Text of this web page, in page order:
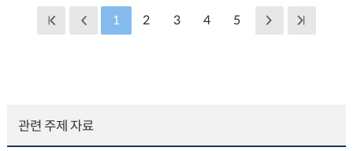
1 2 3 4 5
관련 주제 자료